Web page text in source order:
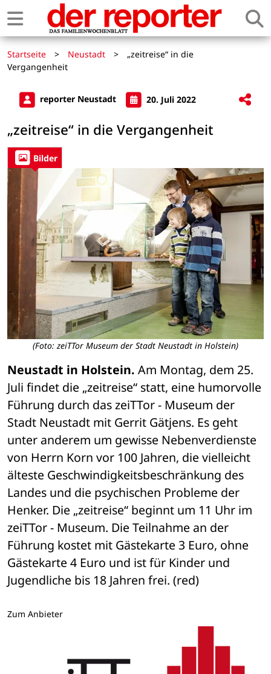
Startseite > Neustadt >
„zeitreise“ in die
Vergangenheit
reporter Neustadt 20. Juli 2022
„zeitreise“ in die Vergangenheit
Bilder
(Foto: zeiTTor Museum der Stadt Neustadt in Holstein)
Neustadt in Holstein. Am Montag, dem 25.
Juli findet die „zeitreise“ statt, eine humorvolle
Führung durch das zeiTTor - Museum der
Stadt Neustadt mit Gerrit Gätjens. Es geht
unter anderem um gewisse Nebenverdienste
von Herrn Korn vor 100 Jahren, die vielleicht
älteste Geschwindigkeitsbeschränkung des
Landes und die psychischen Probleme der
Henker. Die „zeitreise“ beginnt um 11 Uhr im
zeiTTor - Museum. Die Teilnahme an der
Führung kostet mit Gästekarte 3 Euro, ohne
Gästekarte 4 Euro und ist für Kinder und
Jugendliche bis 18 Jahren frei. (red)
Zum Anbieter